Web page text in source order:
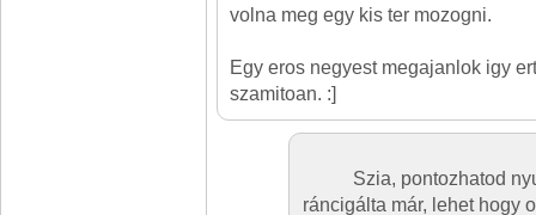
volna meg egy kis ter mozogni.
Egy eros negyest megajanlok igy
szamitoan. :]
Szia, pontozhatod
ráncigálta már, lehet hogy